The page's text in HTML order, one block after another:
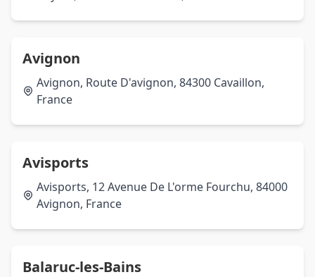
Avignon
Avignon, Route D'avignon, 84300 Cavaillon,
France
Avisports
Avisports, 12 Avenue De L'orme Fourchu, 84000
Avignon, France
Balaruc-les-Bains